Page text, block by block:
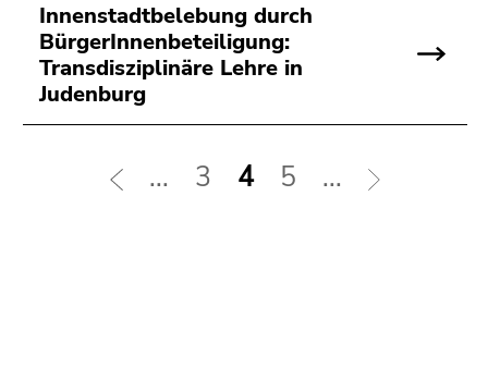
Innenstadtbelebung durch
BürgerInnenbeteiligung:
Transdisziplinäre Lehre in
Judenburg
... 3 4 5 ...